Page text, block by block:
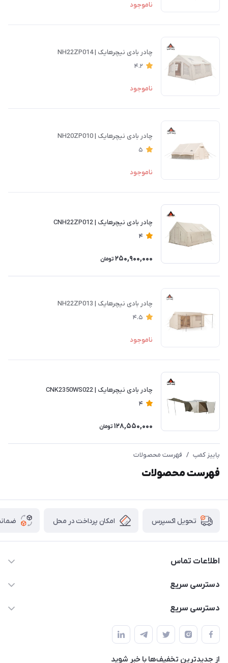
ناموجود
چادر بادی نیچرهایک | NH22ZP014
4.2
ناموجود
چادر بادی نیچرهایک | NH20ZP010
5
ناموجود
چادر بادی نیچرهایک | CNH22ZP012
4
250,900,000 تومان
چادر بادی نیچرهایک | NH22ZP013
4.5
ناموجود
چادر بادی نیچرهایک | CNK2350WS022
4
128,550,000 تومان
پاییز کمپ / فهرست محصولات
فهرست محصولات
تحویل اکسپرس امکان پرداخت در محل
اطلاعات تماس
02166456492 - 09121933405
حتما با هماهنگی قبلی
دسترسی سریع
خرید کیسه خواب
چادر بادی
ننو
دسترسی سریع
چادر سرخپوستی
صندلی تاشو
از جدید‌ترین تخفیف‌ها با‌ خبر شوید